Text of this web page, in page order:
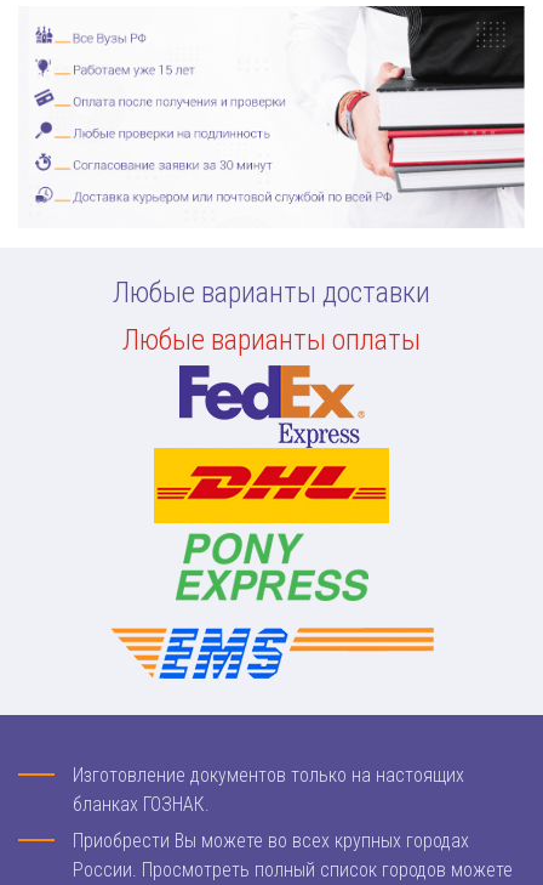
Любые варианты доставки
Любые варианты оплаты
Изготовление документов только на настоящих
бланках ГОЗНАК.
Приобрести Вы можете во всех крупных городах
России. Просмотреть полный список городов можете